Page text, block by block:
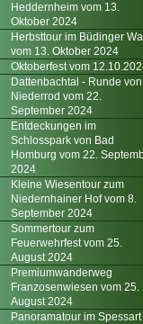
Heddernheim vom 13.
Oktober 2024
Herbsttour im Büdinger
vom 13. Oktober 2024
Oktoberfest vom
Dattenbachtal - Runde von
Niederrod vom 22.
September 2024
Entdeckungen im
Schlosspark von Bad
Homburg vom 22.
2024
Kleine Wiesentour zum
Niedernhainer Hof vom 8.
September 2024
Sommertour zum
Feuerwehrfest vom 25.
August 2024
Premiumwanderweg
Franzosenwiesen vom 25.
August 2024
Panoramatour im Spessart